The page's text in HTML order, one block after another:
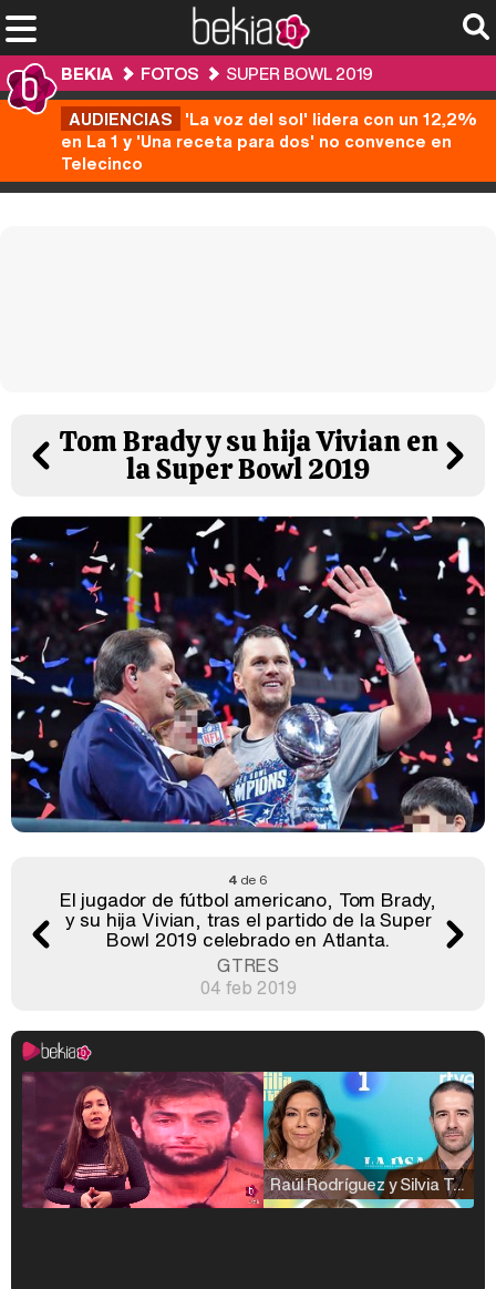
BEKIA FOTOS
SUPER BOWL 2019
AUDIENCIAS 'La voz del sol' lidera con un 12,2%
en La 1 y 'Una receta para dos' no convence en
Telecinco
Tom Brady y su hija Vivian en
la Super Bowl 2019
4de 6
El jugador de fútbol americano, Tom Brady,
y su hija Vivian, tras el partido de la Super
Bowl 2019 celebrado en Atlanta.
GTRES
04 feb 2019
Raúl Rodríguez y Silvia Taulés nos cuentan su papel en 'La familia de la tele'